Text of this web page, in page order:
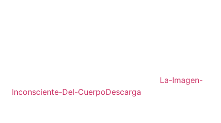
La-Imagen-
Inconsciente-Del-CuerpoDescarga